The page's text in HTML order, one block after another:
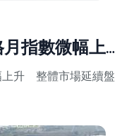
臺南市115年3月住宅價格月指數微幅上升 整體市場延續盤整格局交屋潮推升成交量
上升 整體市場延續盤